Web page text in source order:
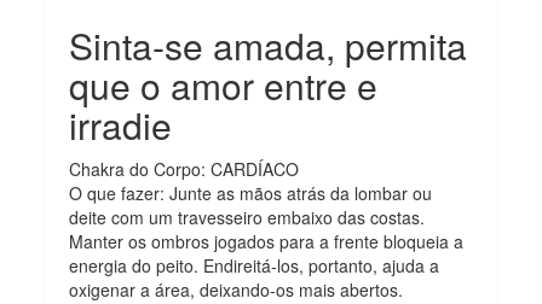
Sinta-se amada, permita
que o amor entre e
irradie
Chakra do Corpo: CARDÍACO
O que fazer: Junte as mãos atrás da lombar ou
deite com um travesseiro embaixo das costas.
Manter os ombros jogados para a frente bloqueia a
energia do peito. Endireitá-los, portanto, ajuda a
oxigenar a área, deixando-os mais abertos.